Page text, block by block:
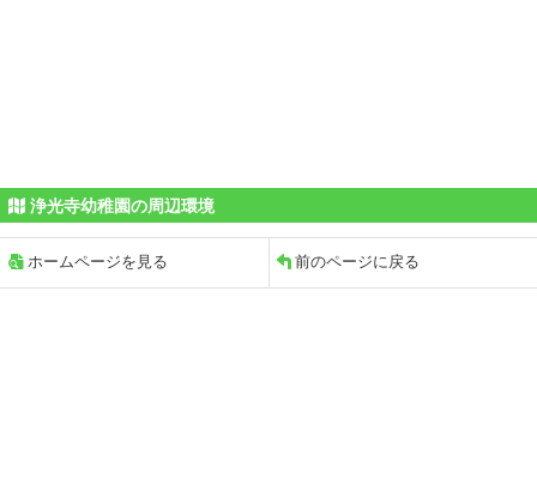
浄光寺幼稚園の周辺環境
ホームページを見る 前のページに戻る